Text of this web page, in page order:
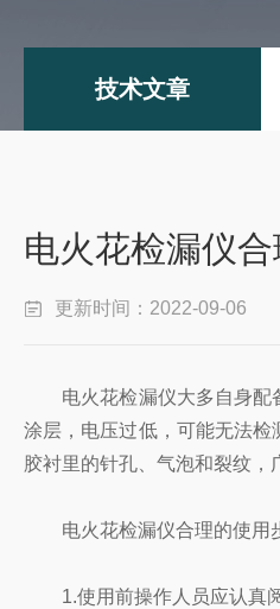
技术文章
电火花检漏仪
更新时间：2022-09-06
电火花检漏仪大多自身配备
涂层，电压过低，可能无法
胶衬里的针孔、气泡和裂纹，
电火花检漏仪合理的使用
1.使用前操作人员应认真阅